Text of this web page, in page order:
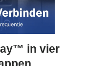
in vier